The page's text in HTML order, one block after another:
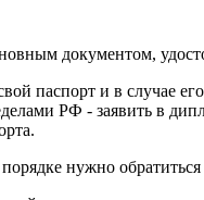
документом,
паспорт и в случае
РФ - заявить в
порядке нужно